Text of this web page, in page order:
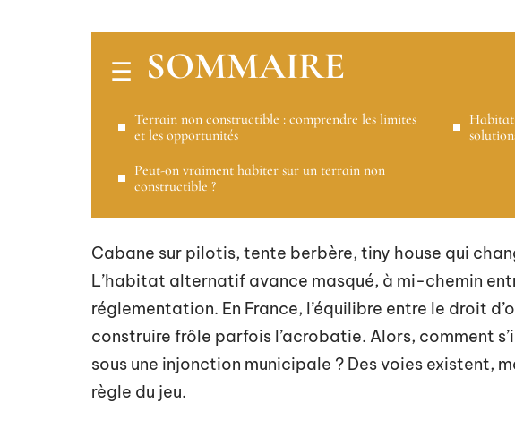
SOMMAIRE
Terrain non constructible : comprendre les limites
et les opportunités
Peut-on vraiment habiter sur un terrain non
constructible ?
Habitat
Cabane sur pilotis, tente berbère, tiny house qui
L’habitat alternatif avance masqué, à mi-chemin
réglementation. En France, l’équilibre entre le droit
construire frôle parfois l’acrobatie. Alors, comment
sous une injonction municipale ? Des voies existent,
règle du jeu.